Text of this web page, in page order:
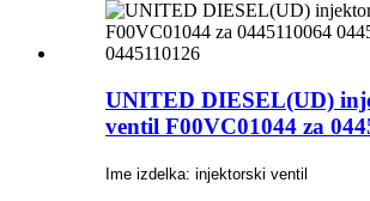
UNITED DIESEL(UD)
ventil F00VC01044 za
Ime izdelka: injektorski ventil